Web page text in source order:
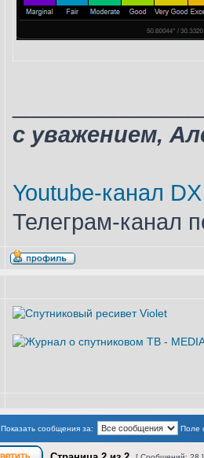
с уважением,
Youtube-канал
Телеграм-канал
Показать сообщения за: Поле